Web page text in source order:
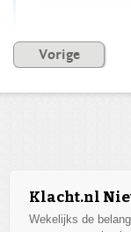
Vorige
Klacht.nl
Wekelijks de